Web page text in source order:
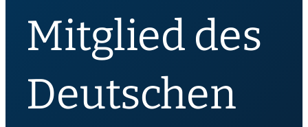
Mitglied des
Deutschen